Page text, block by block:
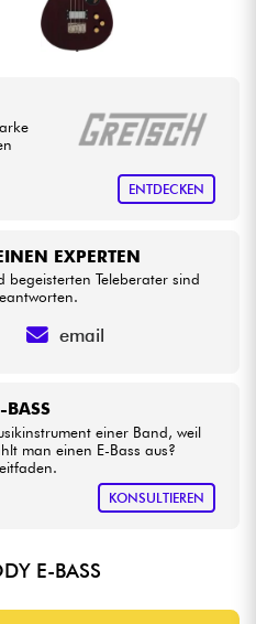
ENTDECKEN
BASS
einer Band, weil
man einen E-Bass aus?
KONSULTIEREN
EXPERTEN
begeisterten Teleberater sind
email
E-BASS